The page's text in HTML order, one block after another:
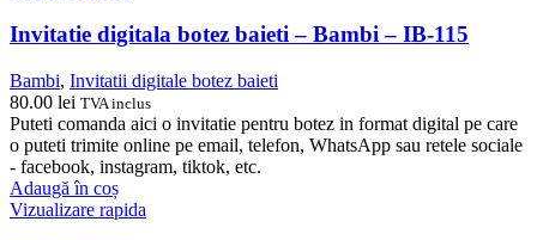
Invitatie digitala botez baieti – Bambi – IB-115
Bambi, Invitatii digitale botez baieti
80.00 lei TVA inclus
Puteti comanda aici o invitatie pentru botez in format digital pe care
o puteti trimite online pe email, telefon, WhatsApp sau retele sociale
- facebook, instagram, tiktok, etc.
Adaugă în coș
Vizualizare rapida